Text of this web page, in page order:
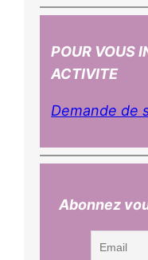
POUR VOUS
ACTIVITE
Demande de
Abonnez